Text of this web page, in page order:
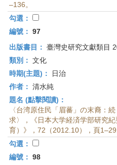
–136。
勾選：
編號： 97
出版書目： 臺灣史研究文獻類目
類別： 文化
時期(主題)：
日治
作者： 清水純
題名 (點擊閱讀)：
〈台湾原住民「眉蕃」の末裔：
求〉，《日本大学経済学部研究
育）》，72（2012.10），頁1–29
勾選：
編號： 98